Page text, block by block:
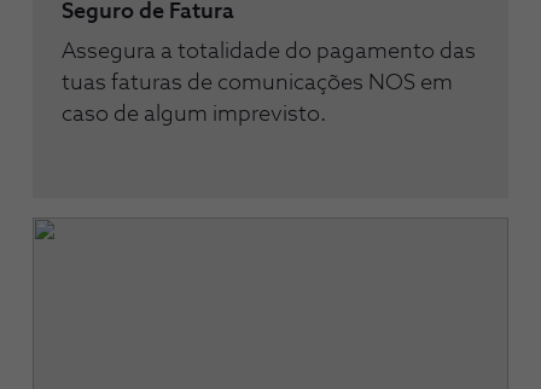
Seguro de Fatura
Assegura a totalidade do pagamento das
tuas faturas de comunicações NOS em
caso de algum imprevisto.